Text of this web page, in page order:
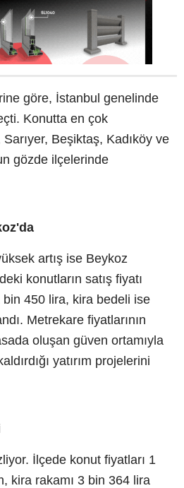
göre, İstanbul genelinde
Konutta en çok
Beşiktaş, Kadıköy ve
gözde ilçelerinde
artış ise Beykoz
konutların satış fiyatı
450 lira, kira bedeli ise
Metrekare fiyatlarının
oluşan güven ortamıyla
yatırım projelerini
İlçede konut fiyatları 1
kira rakamı 3 bin 364 lira